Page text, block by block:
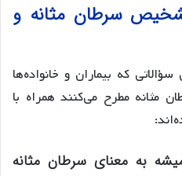
سرطان مثانه و
که بیماران و خانواده‌ها
مثانه مطرح می‌کنند همراه با
به معنای سرطان مثانه